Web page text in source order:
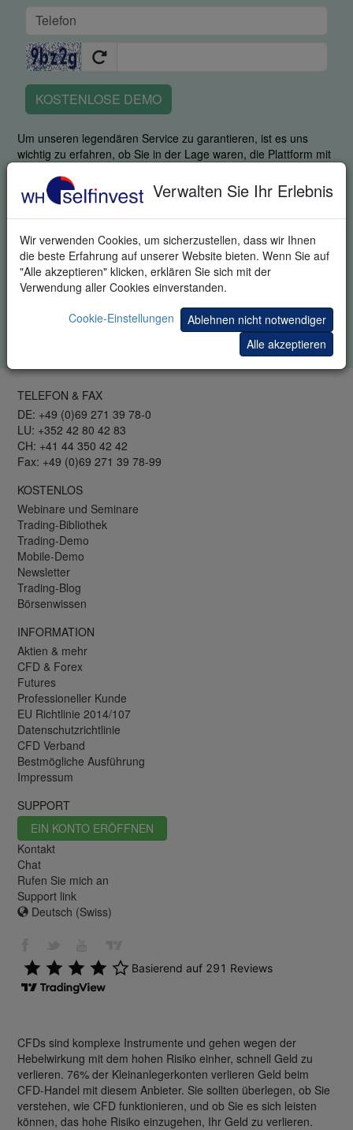
Verwalten Sie Ihr Erlebnis
Wir verwenden Cookies, um sicherzustellen, dass wir Ihnen
die beste Erfahrung auf unserer Website bieten. Wenn Sie auf
"Alle akzeptieren" klicken, erklären Sie sich mit der
Verwendung aller Cookies einverstanden.
Cookie-Einstellungen
Ablehnen nicht notwendiger
Alle akzeptieren
KOSTENLOSE DEMO
Um unseren legendären Service zu garantieren, ist es uns
wichtig zu erfahren, ob Sie in der Lage waren, die Plattform mit
Telefonnummer stimmen Sie zu, dass ein fachkundiger
Mitarbeiter Sie kontaktiert, um zu fragen, wie Sie mit der
Plattform zurecht kamen und um Ihnen bei der Einarbeitung
behilflich zu sein. Durch die Anfrage dieses Produktes stimmen
Sie ausdrücklich zu, dass wir Ihnen zusätzliche Informationen
zum Trading und zu Einladungen zu Trading-Veranstaltungen
senden können. Sie können sich von diesen Informationen
jederzeit abmelden.
Ihre Informationen werden vertraulich behandelt.
TELEFON & FAX
DE: +49 (0)69 271 39 78-0
LU: +352 42 80 42 83
CH: +41 44 350 42 42
Fax: +49 (0)69 271 39 78-99
KOSTENLOS
Webinare und Seminare
Trading-Bibliothek
Trading-Demo
Mobile-Demo
Newsletter
Trading-Blog
Börsenwissen
INFORMATION
Aktien & mehr
CFD & Forex
Futures
Professioneller Kunde
EU Richtlinie 2014/107
Datenschutzrichtlinie
CFD Verband
Bestmögliche Ausführung
Impressum
SUPPORT
EIN KONTO ERÖFFNEN
Kontakt
Chat
Rufen Sie mich an
Support link
Deutsch (Swiss)
CFDs sind komplexe Instrumente und gehen wegen der
Hebelwirkung mit dem hohen Risiko einher, schnell Geld zu
verlieren. 76% der Kleinanlegerkonten verlieren Geld beim
CFD-Handel mit diesem Anbieter. Sie sollten überlegen, ob Sie
verstehen, wie CFD funktionieren, und ob Sie es sich leisten
können, das hohe Risiko einzugehen, Ihr Geld zu verlieren.